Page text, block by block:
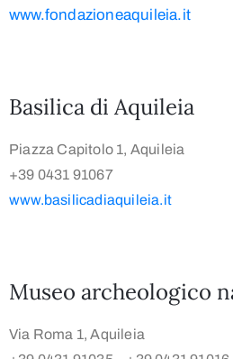
www.fondazioneaquileia.it
Basilica di Aquileia
Piazza Capitolo 1, Aquileia
+39 0431 91067
www.basilicadiaquileia.it
Museo archeologico
Via Roma 1, Aquileia